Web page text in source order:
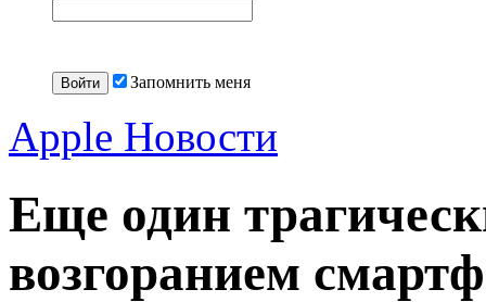
Запомнить меня
Apple Новости
Еще один
возгоранием